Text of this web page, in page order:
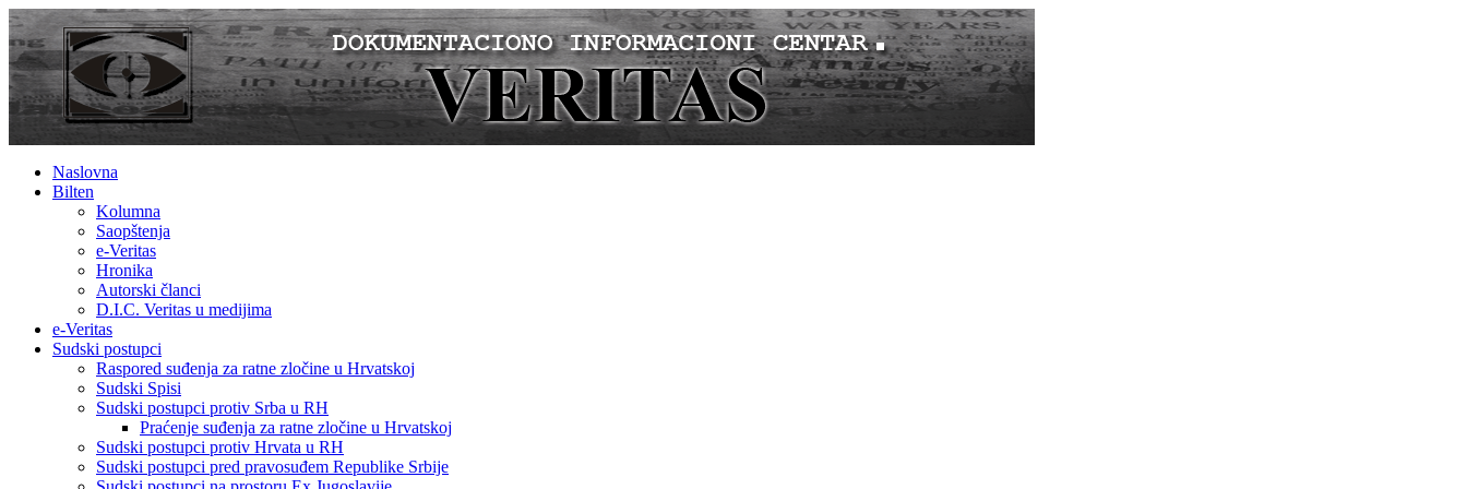
Naslovna
Bilten
Kolumna
Saopštenja
e-Veritas
Hronika
Autorski članci
D.I.C. Veritas u medijima
e-Veritas
Sudski postupci
Raspored suđenja za ratne zločine u Hrvatskoj
Sudski Spisi
Sudski postupci protiv Srba u RH
Praćenje suđenja za ratne zločine u Hrvatskoj
Sudski postupci protiv Hrvata u RH
Sudski postupci pred pravosuđem Republike Srbije